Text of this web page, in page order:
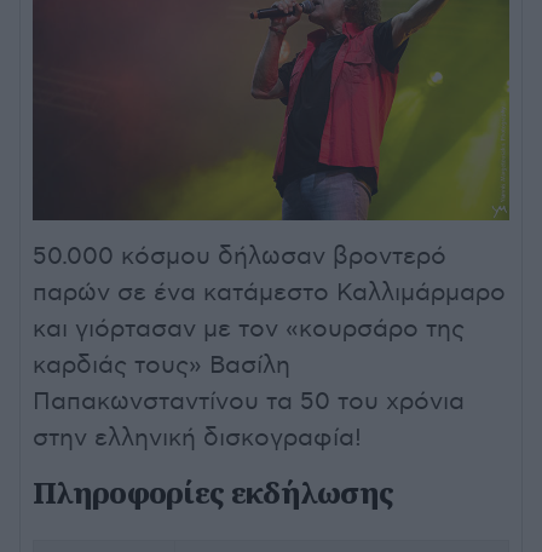
50.000 κόσμου δήλωσαν βροντερό
παρών σε ένα κατάμεστο Καλλιμάρμαρο
και γιόρτασαν με τον «κουρσάρο της
καρδιάς τους» Βασίλη
Παπακωνσταντίνου τα 50 του χρόνια
στην ελληνική δισκογραφία!
Πληροφορίες εκδήλωσης